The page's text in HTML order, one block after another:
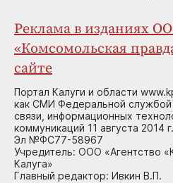
Реклама в изданиях
«Комсомольская
сайте
Портал Калуги и области
как СМИ Федеральной
связи, информационных
коммуникаций 11 августа 2014
Эл №ФС77-58967
Учредитель: ООО «Агентство
Калуга»
Главный редактор: Ивкин В.П.